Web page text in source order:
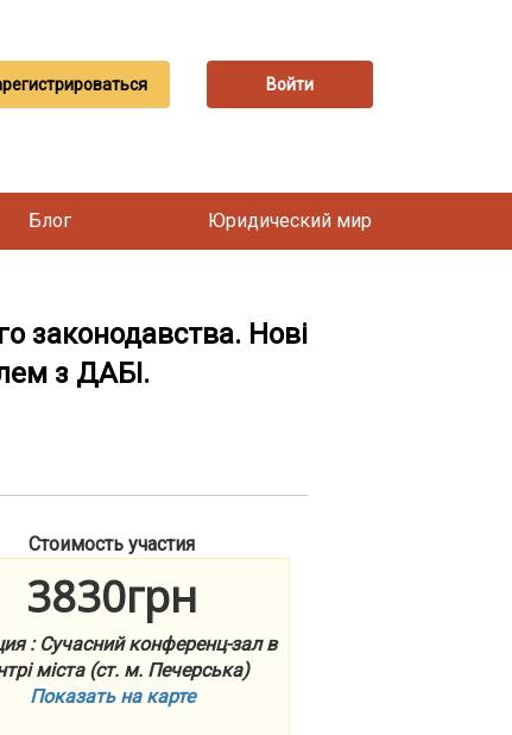
Войти
Блог Юридический мир
законодавства. Нові
з ДАБІ.
Стоимость участия
3830грн
: Сучасний конференц-зал в
міста (ст. м. Печерська)
Показать на карте